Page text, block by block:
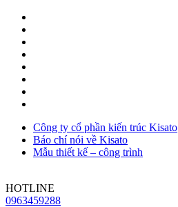
Công ty cổ phần kiến trúc Kisato
Báo chí nói về Kisato
Mẫu thiết kế – công trình
HOTLINE
0963459288